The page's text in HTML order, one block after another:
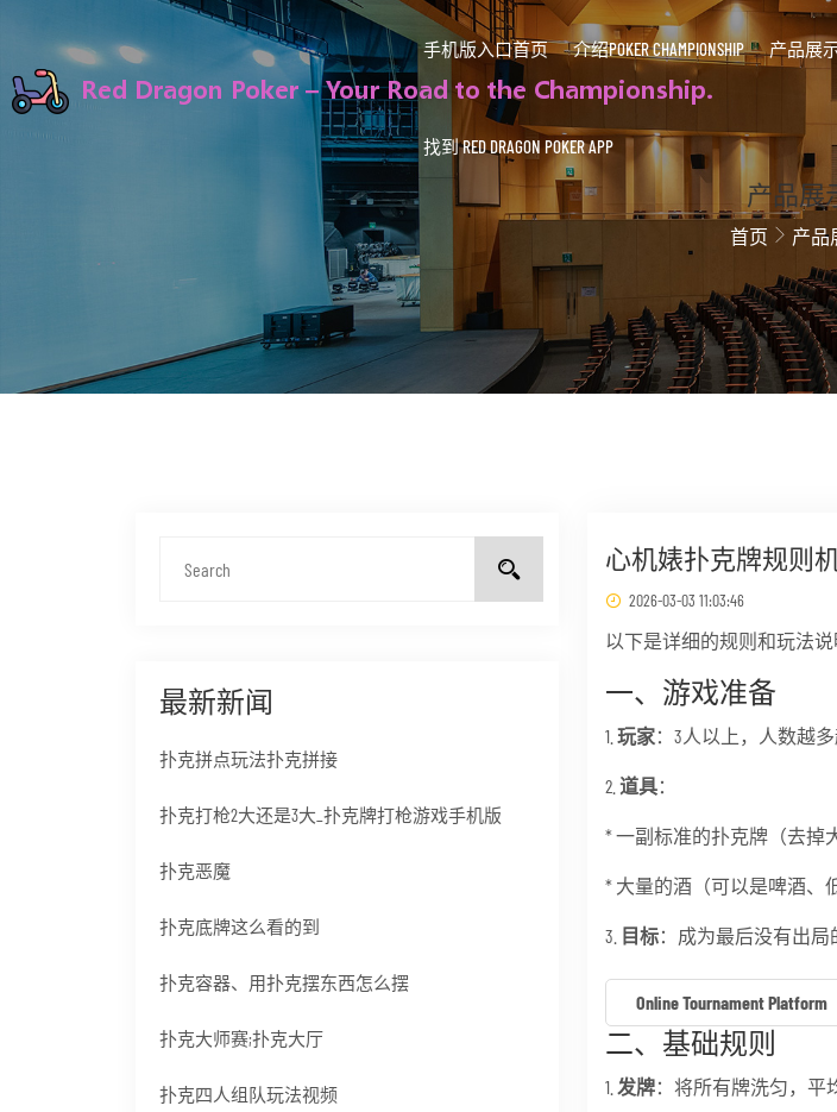
手机版入口首页 介绍POKER CHAMPIONSHIP 产品展
找到 RED DRAGON POKER APP
产品展
首页 产品
最新新闻
扑克拼点玩法扑克拼接
扑克打枪2大还是3大_扑克牌打枪游戏手机版
扑克恶魔
扑克底牌这么看的到
扑克容器、用扑克摆东西怎么摆
扑克大师赛;扑克大厅
扑克四人组队玩法视频
心机婊扑克牌规则
2026-03-03 11:03:46
以下是详细的规则和玩法说
一、游戏准备
1. 玩家：3人以上，人数越多
2. 道具：
* 一副标准的扑克牌（去掉
* 大量的酒（可以是啤酒、
3. 目标：成为最后没有出局
Online Tournament Platform
二、基础规则
1. 发牌：将所有牌洗匀，平